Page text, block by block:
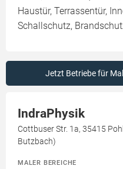
Haustür, Terrassentür,
Schallschutz,
Jetzt Betriebe für
IndraPhysik
Cottbuser Str. 1a, 35415
Butzbach)
MALER BEREICHE